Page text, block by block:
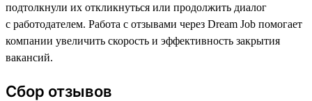
подтолкнули их откликнуться или продолжить диалог
с работодателем. Работа с отзывами через Dream Job помогает
компании увеличить скорость и эффективность закрытия
вакансий.
Сбор отзывов